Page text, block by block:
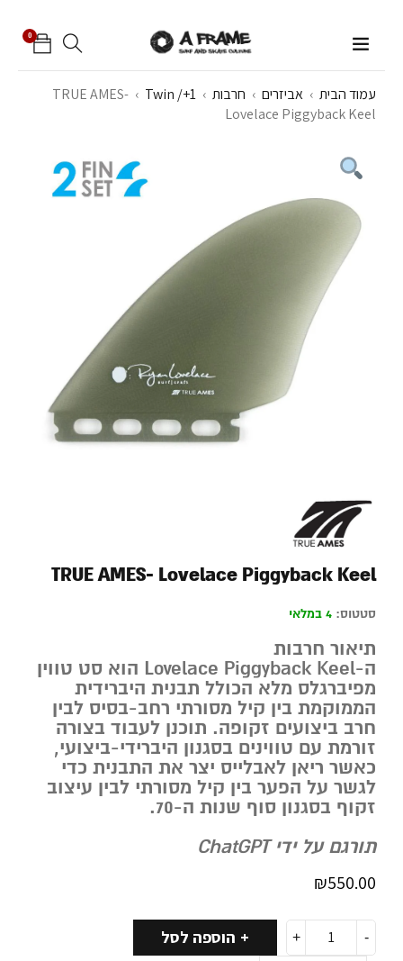
0
עמוד הבית › אביזרים › חרבות ›
Twin /+1
›
TRUE AMES-
Lovelace Piggyback Keel
TRUE AMES- Lovelace Piggyback Keel
סטטוס: 4 במלאי
תיאור חרבות
ה-Lovelace Piggyback Keel הוא סט טווין
מפיברגלס מלא הכולל תבנית היברידית
הממוקמת בין קיל מסורתי רחב-בסיס לבין
חרב ביצועים זקופה. תוכנן לעבוד בצורה
זורמת עם טווינים בסגנון היברידי-ביצועי,
כאשר ריאן לאבלייס יצר את התבנית כדי
לגשר על הפער בין קיל מסורתי לבין עיצוב
זקוף בסגנון סוף שנות ה-70.
תורגם על ידי ChatGPT
₪550.00
הוספה לסל